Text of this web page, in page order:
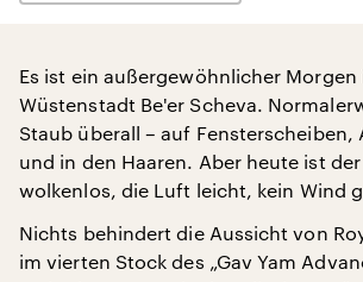
Es ist ein außergewöhnlicher Morgen
Wüstenstadt Be'er Scheva.
Staub überall – auf Fensterscheiben,
und in den Haaren. Aber heute ist
wolkenlos, die Luft leicht, kein Wind
Nichts behindert die Aussicht von
im vierten Stock des „Gav Yam